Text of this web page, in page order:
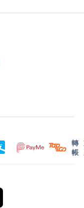
運費。
下地區):
喜靈洲、南丫
貢離島等
洋公園, 村屋及低
、農曆新年及復
轉
帳